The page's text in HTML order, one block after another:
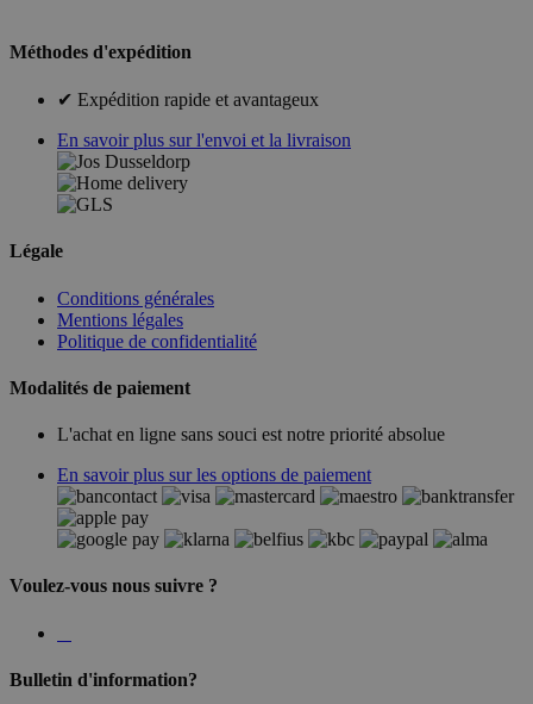
Méthodes d'expédition
✔ Expédition rapide et avantageux
En savoir plus sur l'envoi et la livraison
Légale
Conditions générales
Mentions légales
Politique de confidentialité
Modalités de paiement
L'achat en ligne sans souci est notre priorité absolue
En savoir plus sur les options de paiement
Voulez-vous nous suivre ?
Bulletin d'information?